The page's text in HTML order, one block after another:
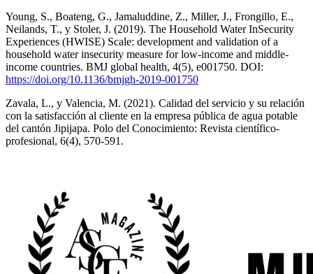
Young, S., Boateng, G., Jamaluddine, Z., Miller, J., Frongillo, E.,
Neilands, T., y Stoler, J. (2019). The Household Water InSecurity
Experiences (HWISE) Scale: development and validation of a
household water insecurity measure for low-income and middle-
income countries. BMJ global health, 4(5), e001750. DOI:
https://doi.org/10.1136/bmjgh-2019-001750
Zavala, L., y Valencia, M. (2021). Calidad del servicio y su relación
con la satisfacción al cliente en la empresa pública de agua potable
del cantón Jipijapa. Polo del Conocimiento: Revista científico-
profesional, 6(4), 570-591.